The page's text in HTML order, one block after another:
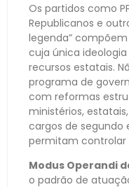
Os partidos como
Republicanos e
legenda”
cuja única
recursos estatais.
programa de
com reformas
ministérios,
cargos de segundo
permitam controlar
Modus Operandi
o padrão de